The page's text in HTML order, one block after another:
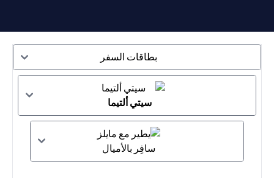
بطاقات السفر
سيتي ألتيما
سافِر بالأميال